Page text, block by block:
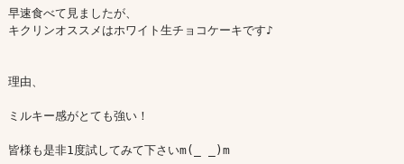
早速食べて見ましたが、
キクリンオススメはホワイト生チョコケーキです♪
理由、
ミルキー感がとても強い！
皆様も是非1度試してみて下さいm(_ _)m